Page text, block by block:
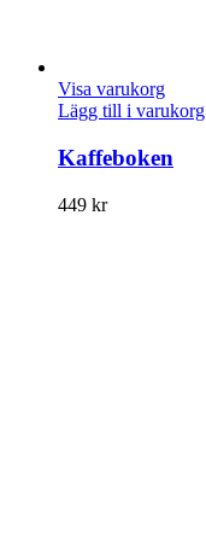
Visa varukorg
Lägg till i varukorg
Kaffeboken
449 kr